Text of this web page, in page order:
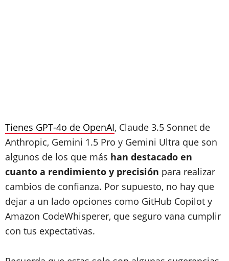
Tienes GPT-4o de OpenAI, Claude 3.5 Sonnet de
Anthropic, Gemini 1.5 Pro y Gemini Ultra que son
algunos de los que más han destacado en
cuanto a rendimiento y precisión para realizar
cambios de confianza. Por supuesto, no hay que
dejar a un lado opciones como GitHub Copilot y
Amazon CodeWhisperer, que seguro vana cumplir
con tus expectativas.